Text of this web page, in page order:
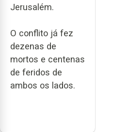
Jerusalém.
O conflito já fez
dezenas de
mortos e centenas
de feridos de
ambos os lados.